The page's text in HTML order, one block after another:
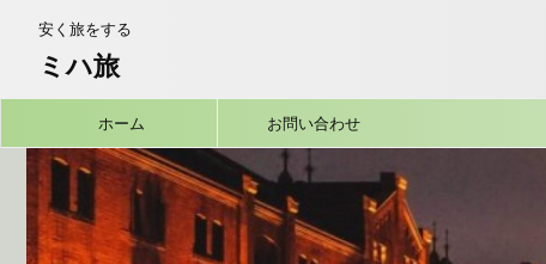
安く旅をする
ミハ旅
ホーム お問い合わせ